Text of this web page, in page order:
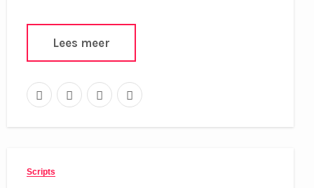
Lees meer
Scripts